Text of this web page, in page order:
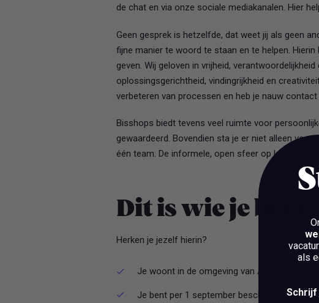
de chat en via onze sociale mediakanalen. Hier
Geen gesprek is hetzelfde, dat weet jij als geen
fijne manier te woord te staan en te helpen.
geven. Wij geloven in vrijheid,
oplossingsgerichtheid, vindingrijkheid en
verbeteren van processen en heb je nauw contact
Bisshops biedt tevens veel ruimte voor
gewaardeerd. Bovendien sta je er niet alleen
één team. De informele, open sfeer op kantoor
Dit is wie je bent
Herken je jezelf hierin?
Je woont in de omgeving van Amsterdam;
Je bent per 1 september beschikbaar.
als
Schrijf